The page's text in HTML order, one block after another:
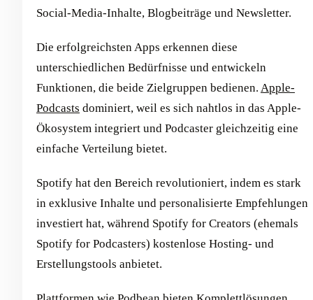
Social-Media-Inhalte, Blogbeiträge und Newsletter.
Die erfolgreichsten Apps erkennen diese
unterschiedlichen Bedürfnisse und entwickeln
Funktionen, die beide Zielgruppen bedienen. Apple-
Podcasts dominiert, weil es sich nahtlos in das Apple-
Ökosystem integriert und Podcaster gleichzeitig eine
einfache Verteilung bietet.
Spotify hat den Bereich revolutioniert, indem es stark
in exklusive Inhalte und personalisierte Empfehlungen
investiert hat, während Spotify for Creators (ehemals
Spotify for Podcasters) kostenlose Hosting- und
Erstellungstools anbietet.